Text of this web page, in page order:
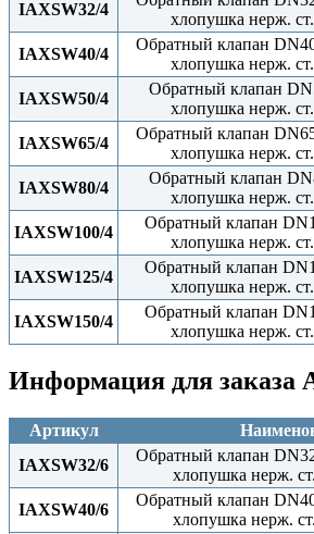
IAXSW32/4
хлопушка нерж.
IAXSW40/4
Обратный клапан
хлопушка нерж.
IAXSW50/4
Обратный клапан
хлопушка нерж.
IAXSW65/4
Обратный клапан
хлопушка нерж.
IAXSW80/4
Обратный клапан
хлопушка нерж.
IAXSW100/4
Обратный клапан
хлопушка нерж.
IAXSW125/4
Обратный клапан
хлопушка нерж.
IAXSW150/4
Обратный клапан
хлопушка нерж.
Информация для заказа
Артикул
IAXSW32/6
Обратный клапан
хлопушка нерж.
IAXSW40/6
Обратный клапан
хлопушка нерж.